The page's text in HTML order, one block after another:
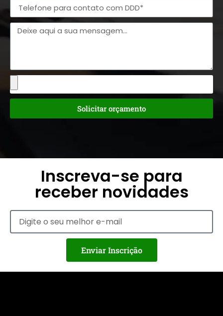
Solicitar orçamento
Inscreva-se para
receber novidades
Enviar Inscrição